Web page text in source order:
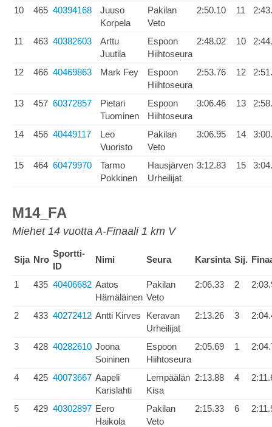
10 465 40394168
Juuso
Korpela
Pakilan
Veto
2:50.10 11
11 463 40382603
Arttu
Juutila
Espoon
Hiihtoseura
2:48.02 10
12 466 40469863 Mark Fey
Espoon
Hiihtoseura
2:53.76 12
13 457 60372857
Pietari
Tuominen
Espoon
Hiihtoseura
3:06.46 13
14 456 40449117
Leo
Vuoristo
Pakilan
Veto
3:06.95 14
15 464 60479970
Tarmo
Pokkinen
Hausjärven
Urheilijat
3:12.83 15
M14_FA
Miehet 14 vuotta A-Finaali 1 km V
Sija Nro
Sportti-
ID
Nimi Seura Karsinta Sij.
1 435 40406682 Aatos
Hämäläinen
Pakilan
Veto
2:06.33 2
2 433 40272412 Antti Kirves
Keravan
Urheilijat
2:13.26 3
3 428 40282610 Joona
Soininen
Espoon
Hiihtoseura
2:05.69 1
4 425 40073667 Aapeli
Karislahti
Lempäälän
Kisa
2:13.88 4
5 429 40302897 Eero
Haikola
Pakilan
Veto
2:15.33 6